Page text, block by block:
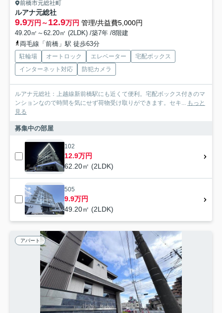
前橋市元総社町
ルアナ元総社
9.9万円～12.9万円 管理/共益費5,000円
49.20㎡～62.20㎡ (2LDK) /築7年 /8階建
両毛線「前橋」駅 徒歩63分
駐輪場 オートロック エレベーター
宅配ボックス
インターネット対応
防犯カメラ
ルアナ元総社：上越線新前橋駅にも近くて便利。宅配ボックス付きのマ
ンションなので時間を気にせず荷物受け取りができます。セキ...
もっと
見る
募集中の部屋
102
12.9万円
62.20㎡ (2LDK)
505
9.9万円
49.20㎡ (2LDK)
アパート